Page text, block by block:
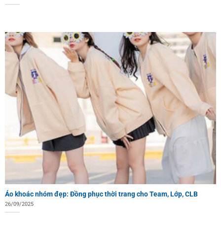
Áo khoác nhóm đẹp: Đồng phục thời trang cho Team, Lớp, CLB
26/09/2025